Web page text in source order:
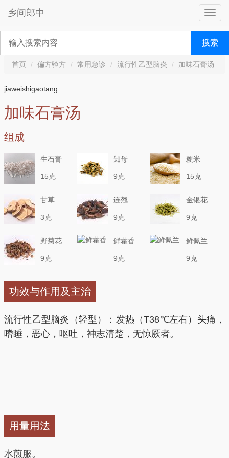
乡间郎中
搜索
首页 偏方验方 常用急诊 流行性乙型脑炎 加味石膏汤
jiaweishigaotang
加味石膏汤
组成
生石膏
15克
知母
9克
粳米
15克
甘草
3克
连翘
9克
金银花
9克
野菊花
9克
鲜藿香
9克
鲜佩兰
9克
功效与作用及主治
流行性乙型脑炎（轻型）：发热（T38℃左右）头痛，
嗜睡，恶心，呕吐，神志清楚，无惊厥者。
用量用法
水煎服。